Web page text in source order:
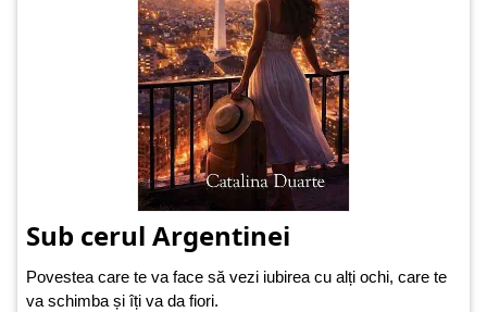
Sub cerul Argentinei
Povestea care te va face să vezi iubirea cu alți ochi, care te
va schimba și îți va da fiori.